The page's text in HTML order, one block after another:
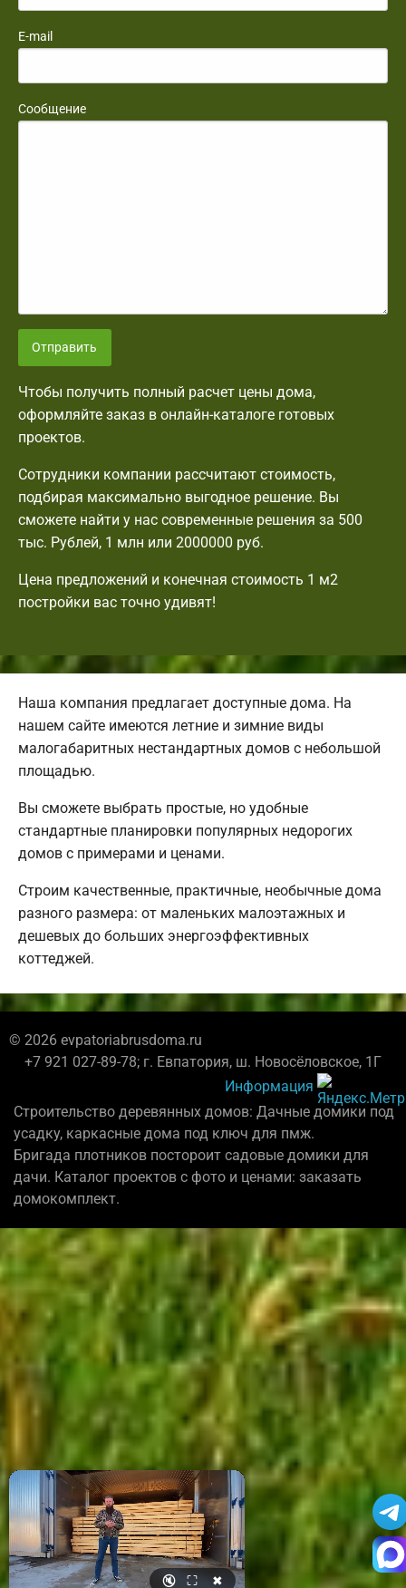
E-mail
Сообщение
Отправить
Чтобы получить полный расчет цены дома,
оформляйте заказ в онлайн-каталоге готовых
проектов.
Сотрудники компании рассчитают стоимость,
подбирая максимально выгодное решение. Вы
сможете найти у нас современные решения за 500
тыс. Рублей, 1 млн или 2000000 руб.
Цена предложений и конечная стоимость 1 м2
постройки вас точно удивят!
Наша компания предлагает доступные дома. На
нашем сайте имеются летние и зимние виды
малогабаритных нестандартных домов с небольшой
площадью.
Вы сможете выбрать простые, но удобные
стандартные планировки популярных недорогих
домов с примерами и ценами.
Строим качественные, практичные, необычные дома
разного размера: от маленьких малоэтажных и
дешевых до больших энергоэффективных
коттеджей.
© 2026 evpatoriabrusdoma.ru
+7 921 027-89-78; г. Евпатория, ш. Новосёловское, 1Г
Информация
Строительство деревянных домов: Дачные домики под
усадку, каркасные дома под ключ для пмж.
Бригада плотников постороит садовые домики для
дачи. Каталог проектов с фото и ценами: заказать
домокомплект.
🔇 ⛶ ✖